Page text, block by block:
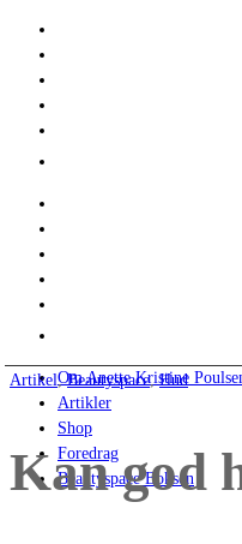
Om Anette Kristine
Artikler
Shop
Foredrag
Beautyspace Boksen
Artikel,Beautyspace,Hud
Kan god